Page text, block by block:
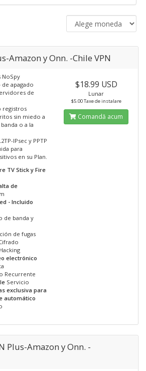
Amazon y Onn. -Chile VPN
NoSpy
apagado
de
registros
sin miedo a
o a la
IPsec y PPTP
para
en su Plan.
TV Stick y Fire
de
- Incluido
de banda y
de fugas
electrónico
Recurrente
Servicio
exclusiva para
automático
$18.99 USD
Lunar
$5.00 Taxe de instalare
Comandă acum
Plus-Amazon y Onn. -